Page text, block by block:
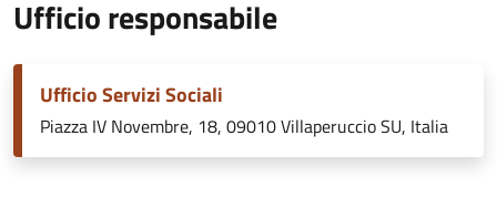
Ufficio responsabile
Ufficio Servizi Sociali
Piazza IV Novembre, 18, 09010 Villaperuccio SU, Italia